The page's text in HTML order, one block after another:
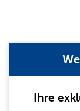
Ihre